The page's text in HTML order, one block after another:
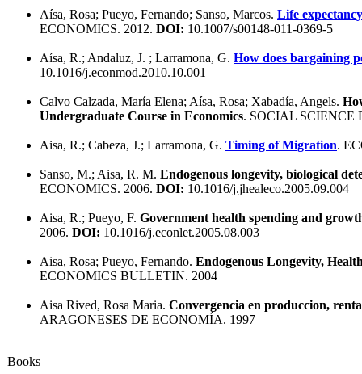
Aísa, Rosa; Pueyo, Fernando; Sanso, Marcos. Life
ECONOMICS. 2012. DOI: 10.1007/s00148-011-0369-5
Aísa, R.; Andaluz, J. ; Larramona, G. How does bargaining
10.1016/j.econmod.2010.10.001
Calvo Calzada, María Elena; Aísa, Rosa; Xabadía, Angels.
Undergraduate Course in Economics. SOCIAL SCIENCE
Aisa, R.; Cabeza, J.; Larramona, G. Timing of Migration.
Sanso, M.; Aisa, R. M. Endogenous longevity, biological
ECONOMICS. 2006. DOI: 10.1016/j.jhealeco.2005.09.004
Aisa, R.; Pueyo, F. Government health spending and
2006. DOI: 10.1016/j.econlet.2005.08.003
Aisa, Rosa; Pueyo, Fernando. Endogenous Longevity,
ECONOMICS BULLETIN. 2004
Aisa Rived, Rosa Maria. Convergencia en produccion,
ARAGONESES DE ECONOMÍA. 1997
Books